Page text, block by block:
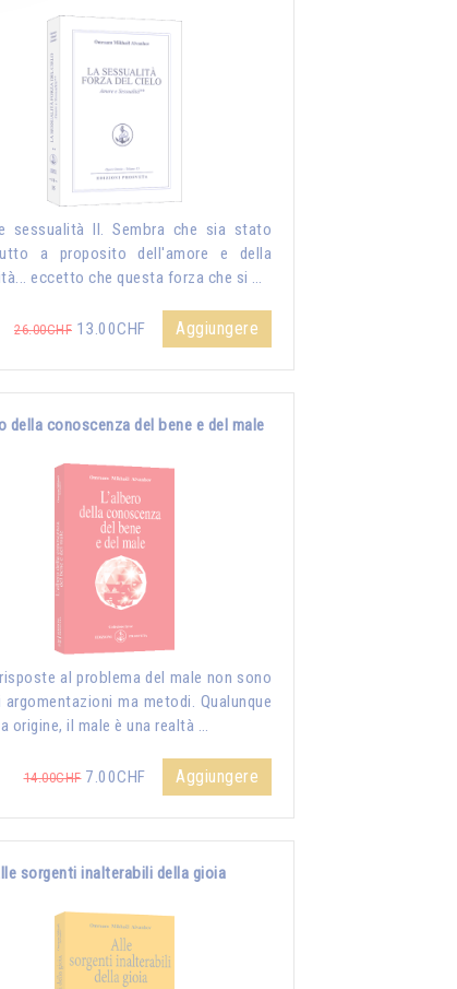
sessualità II. Sembra che sia stato
a proposito dell'amore e della
eccetto che questa forza che si …
26.00CHF 13.00CHF Aggiungere
della conoscenza del bene e del male
al problema del male non sono
argomentazioni ma metodi. Qualunque
origine, il male è una realtà …
14.00CHF7.00CHF Aggiungere
sorgenti inalterabili della gioia